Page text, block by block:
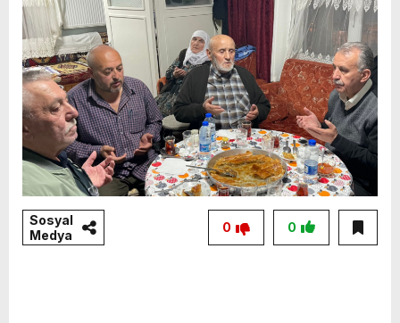
Sosyal
Medya
0
0